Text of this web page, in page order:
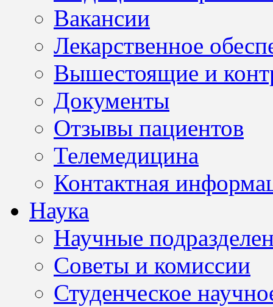
Вакансии
Лекарственное
Вышестоящие и
Документы
Отзывы пациентов
Телемедицина
Контактная
Наука
Научные
Советы и комиссии
Студенческое